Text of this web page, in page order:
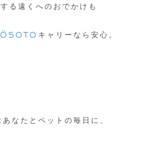
中文
る遠くへのおでかけも
キャリーなら安心。
あなたとペットの毎日に、